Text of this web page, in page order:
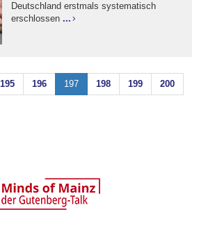
Deutschland erstmals systematisch
erschlossen ...
195 196 197 198 199 200